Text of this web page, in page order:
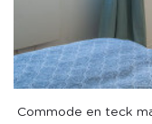
Commode en teck